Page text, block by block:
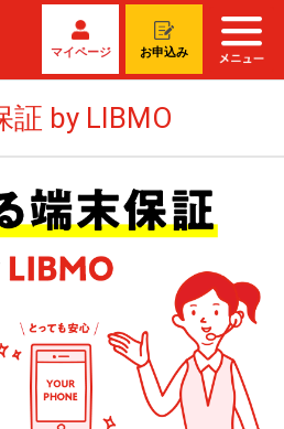
マイページ お申込み
by LIBMO